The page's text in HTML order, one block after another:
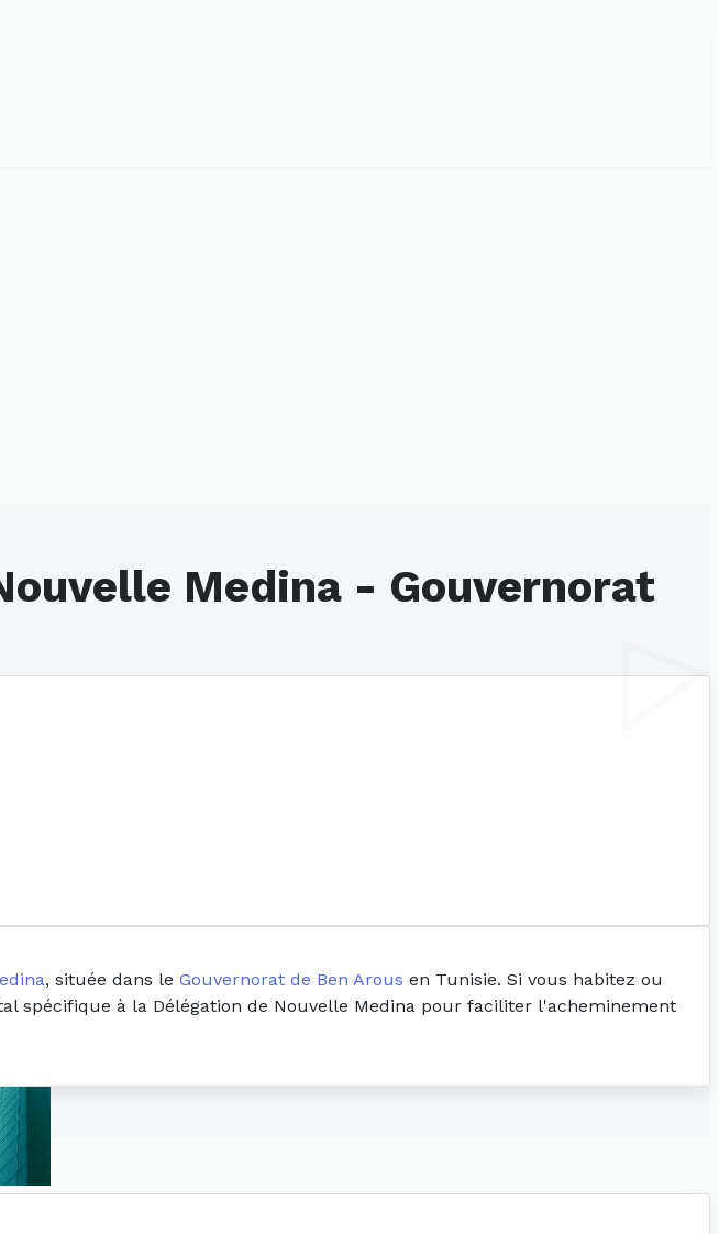
Medina - Gouvernorat
, située dans le Gouvernorat de Ben Arous en Tunisie. Si vous habitez ou
spécifique à la Délégation de Nouvelle Medina pour faciliter l'acheminement